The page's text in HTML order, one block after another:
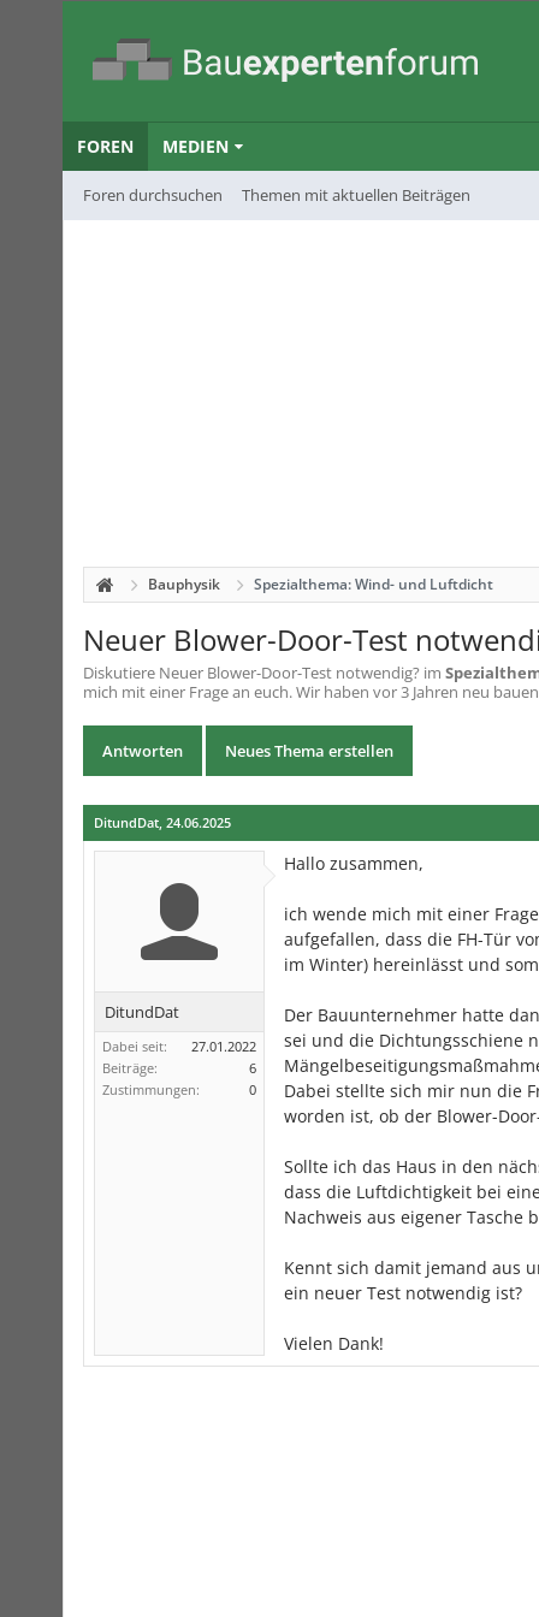
FOREN
Foren durchsuchen Themen mit aktuellen Beiträgen
MEDIEN
Bauphysik Spezialthema: Wind- und Luftdicht
Neuer Blower-Door-Test
Diskutiere Neuer Blower-Door-Test notwendig? im
mich mit einer Frage an euch. Wir haben vor 3 Jahren neu
Antworten Neues Thema erstellen
DitundDat, 24.06.2025
DitundDat
Dabei seit:
27.01.2022
Beiträge:
6
Zustimmungen:
0
Hallo zusammen,
ich wende mich mit einer
aufgefallen, dass die FH-Tür
im Winter) hereinlässt und
Der Bauunternehmer hatte
sei und die Dichtungsschiene
Dabei stellte sich mir nun die
worden ist, ob der Blower-
Sollte ich das Haus in den
dass die Luftdichtigkeit bei
Nachweis aus eigener Tasche
Kennt sich damit jemand aus
ein neuer Test notwendig ist?
Vielen Dank!